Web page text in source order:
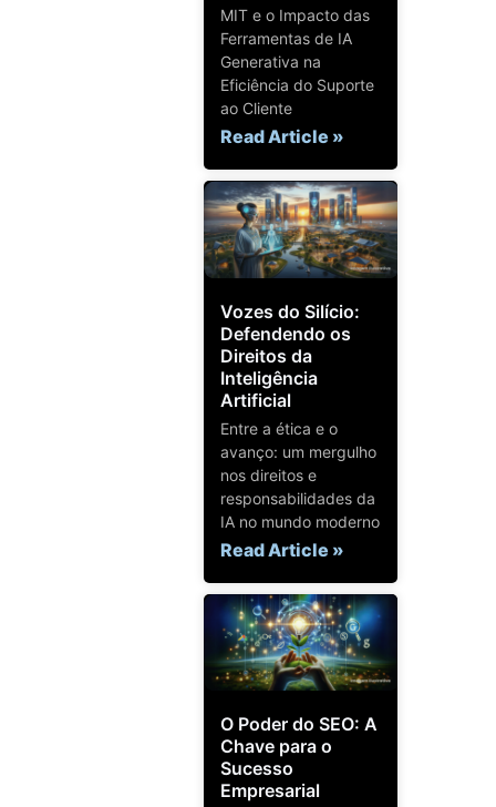
MIT e o Impacto das
Ferramentas de IA
Generativa na
Eficiência do Suporte
ao Cliente
Read Article »
Vozes do Silício:
Defendendo os
Direitos da
Inteligência
Artificial
Entre a ética e o
avanço: um mergulho
nos direitos e
responsabilidades da
IA no mundo moderno
Read Article »
O Poder do SEO: A
Chave para o
Sucesso
Empresarial